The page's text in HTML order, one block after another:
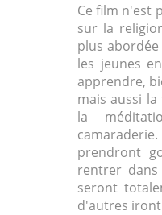
Ce film n'est
sur la
plus
les jeunes
apprendre,
mais aussi
la
prendront
rentrer
seront
d'autres